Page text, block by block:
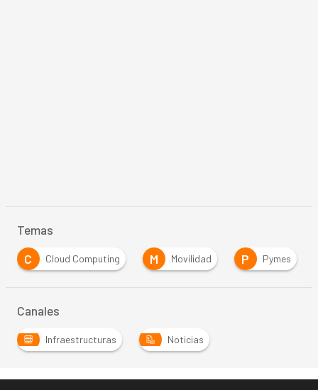
Temas
C
Cloud Computing M Movilidad P Pymes
Canales
Infraestructuras Noticias